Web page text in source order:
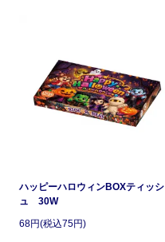
ハッピーハロウィンBOXティッシ
ュ 30W
68円(税込75円)